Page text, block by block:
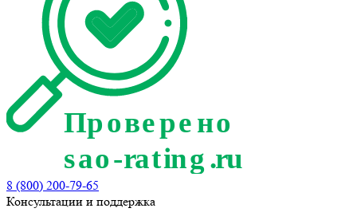
8 (800) 200-79-65
Консультации и поддержка